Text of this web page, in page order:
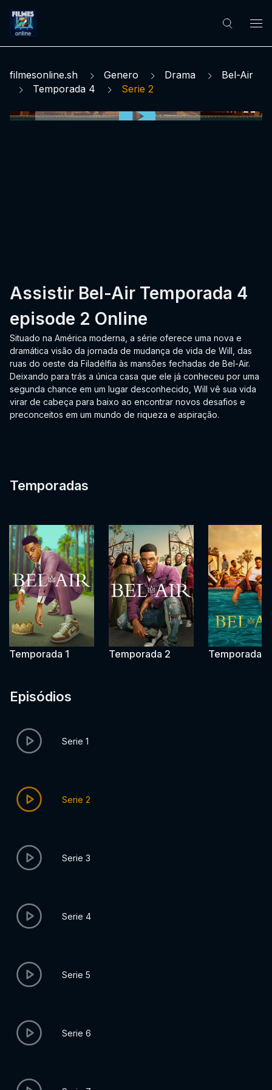
filmesonline.sh Genero Drama
Bel-Air
Temporada 4
Serie 2
Assistir Bel-Air Temporada 4
episode 2 Online
Situado na América moderna, a série oferece uma nova e
dramática visão da jornada de mudança de vida de Will, das
ruas do oeste da Filadélfia às mansões fechadas de Bel-Air.
Deixando para trás a única casa que ele já conheceu por uma
segunda chance em um lugar desconhecido, Will vê sua vida
virar de cabeça para baixo ao encontrar novos desafios e
preconceitos em um mundo de riqueza e aspiração.
Temporadas
Temporada 1 Temporada 2 Temporada 3
Episódios
Serie 1
Serie 2
Serie 3
Serie 4
Serie 5
Serie 6